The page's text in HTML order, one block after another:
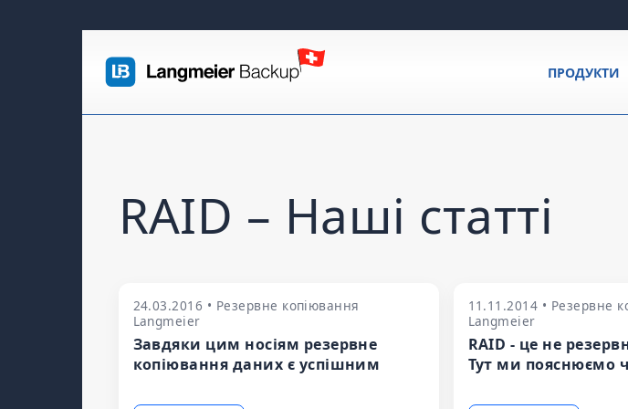
ПРОДУКТИ
RAID – Наші статті
24.03.2016 • Резервне копіювання
Langmeier
Завдяки цим носіям резервне
копіювання даних є успішним
11.11.2014 • Резервне
Langmeier
RAID - це не
Тут ми пояснюємо